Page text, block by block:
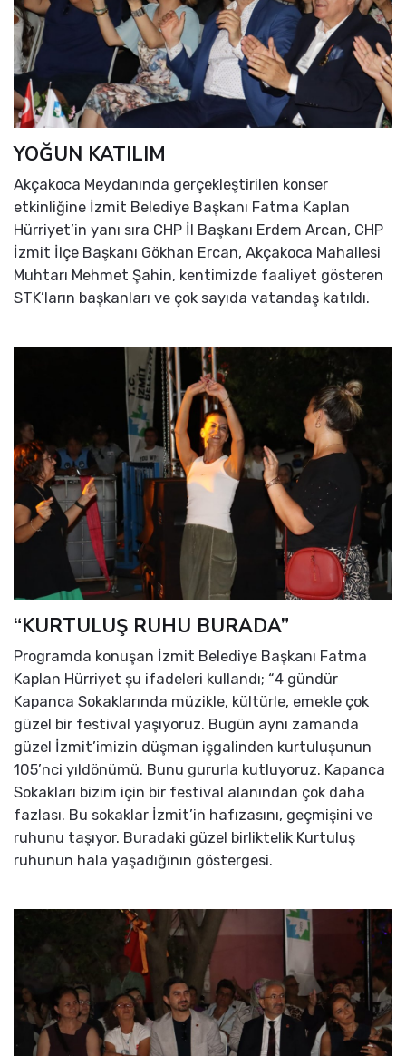
YOĞUN KATILIM
Akçakoca Meydanında gerçekleştirilen konser
etkinliğine İzmit Belediye Başkanı Fatma Kaplan
Hürriyet’in yanı sıra CHP İl Başkanı Erdem Arcan, CHP
İzmit İlçe Başkanı Gökhan Ercan, Akçakoca Mahallesi
Muhtarı Mehmet Şahin, kentimizde faaliyet gösteren
STK’ların başkanları ve çok sayıda vatandaş katıldı.
“KURTULUŞ RUHU BURADA”
Programda konuşan İzmit Belediye Başkanı Fatma
Kaplan Hürriyet şu ifadeleri kullandı; “4 gündür
Kapanca Sokaklarında müzikle, kültürle, emekle çok
güzel bir festival yaşıyoruz. Bugün aynı zamanda
güzel İzmit’imizin düşman işgalinden kurtuluşunun
105’nci yıldönümü. Bunu gururla kutluyoruz. Kapanca
Sokakları bizim için bir festival alanından çok daha
fazlası. Bu sokaklar İzmit’in hafızasını, geçmişini ve
ruhunu taşıyor. Buradaki güzel birliktelik Kurtuluş
ruhunun hala yaşadığının göstergesi.